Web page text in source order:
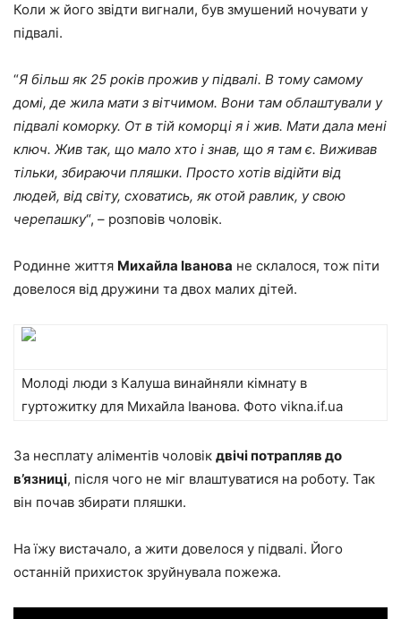
Коли ж його звідти вигнали, був змушений ночувати у
підвалі.
“Я більш як 25 років прожив у підвалі. В тому самому
домі, де жила мати з вітчимом. Вони там облаштували у
підвалі коморку. От в тій коморці я і жив. Мати дала мені
ключ. Жив так, що мало хто і знав, що я там є. Виживав
тільки, збираючи пляшки. Просто хотів відійти від
людей, від світу, сховатись, як отой равлик, у свою
черепашку“, – розповів чоловік.
Родинне життя Михайла Іванова не склалося, тож піти
довелося від дружини та двох малих дітей.
Молоді люди з Калуша винайняли кімнату в
гуртожитку для Михайла Іванова. Фото vikna.if.ua
За несплату аліментів чоловік двічі потрапляв до
в’язниці, після чого не міг влаштуватися на роботу. Так
він почав збирати пляшки.
На їжу вистачало, а жити довелося у підвалі. Його
останній прихисток зруйнувала пожежа.